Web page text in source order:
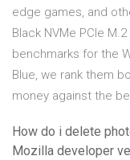
edge games, and
Black NVMe PCIe
benchmarks for the
Blue, we rank them
money against the
How do i delete
Mozilla developer